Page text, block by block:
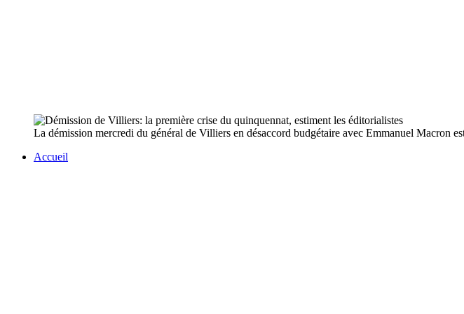
La démission mercredi du général de Villiers en désaccord budgétaire avec Emmanuel Macron
Accueil